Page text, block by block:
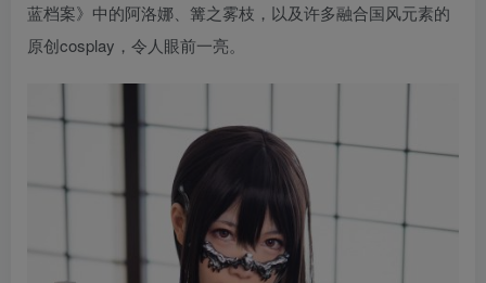
蓝档案》中的阿洛娜、篝之雾枝，以及许多融合国风元素的
原创cosplay，令人眼前一亮。